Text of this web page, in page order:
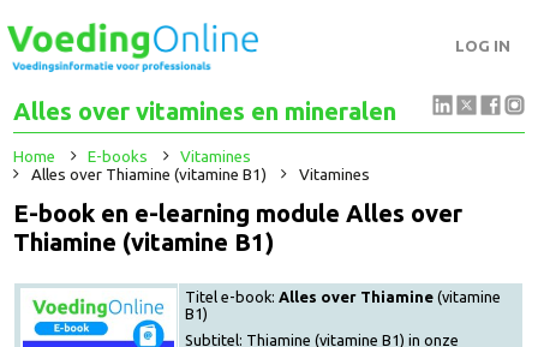
LOG IN
Alles over vitamines en mineralen
Home E-books
Vitamines
Alles over Thiamine (vitamine B1)
Vitamines
E-book en e-learning module Alles over
Thiamine (vitamine B1)
Titel e-book: Alles over Thiamine
B1)